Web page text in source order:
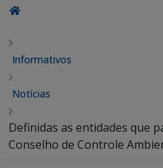
Informativos
Notícias
Definidas as entidades que
Conselho de Controle